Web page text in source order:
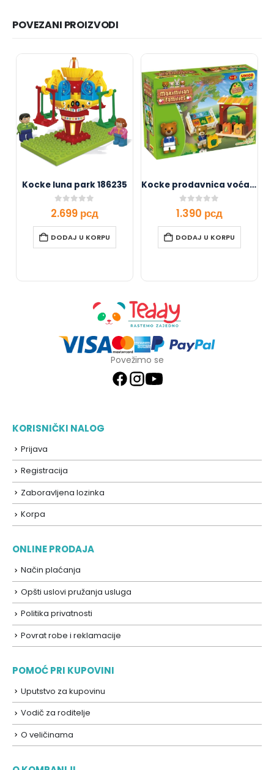
POVEZANI PROIZVODI
Kocke luna park 186235
0 out of 5
2.699 рсд
DODAJ U KORPU
Kocke prodavnica voća 189236
0out of 5
1.390 рсд
DODAJ U KORPU
Povežimo se
KORISNIČKI NALOG
Prijava
Registracija
Zaboravljena lozinka
Korpa
ONLINE PRODAJA
Način plaćanja
Opšti uslovi pružanja usluga
Politika privatnosti
Povrat robe i reklamacije
POMOĆ PRI KUPOVINI
Uputstvo za kupovinu
Vodič za roditelje
O veličinama